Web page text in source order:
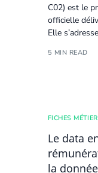
C02) est le
officielle
Elle
5 MIN READ
FICHES
Le data
la